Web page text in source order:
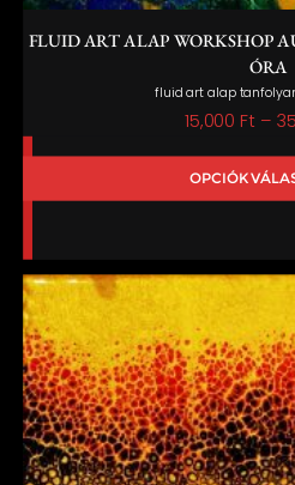
FLUID ART ALAP WORKSHOP
ÓRA
fluid art alap
15,000 Ft –
OPCIÓK